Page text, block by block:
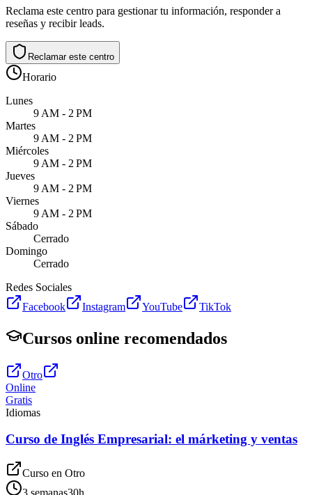
Reclama este centro para gestionar tu información, responder a
reseñas y recibir leads.
Reclamar este centro
Horario
Lunes
9 AM - 2 PM
Martes
9 AM - 2 PM
Miércoles
9 AM - 2 PM
Jueves
9 AM - 2 PM
Viernes
9 AM - 2 PM
Sábado
Cerrado
Domingo
Cerrado
Redes Sociales
Facebook
Instagram YouTube TikTok
Cursos online recomendados
Otro
Online
Gratis
Idiomas
Curso de Inglés Empresarial: el márketing y ventas
Curso en Otro
3 semanas30h